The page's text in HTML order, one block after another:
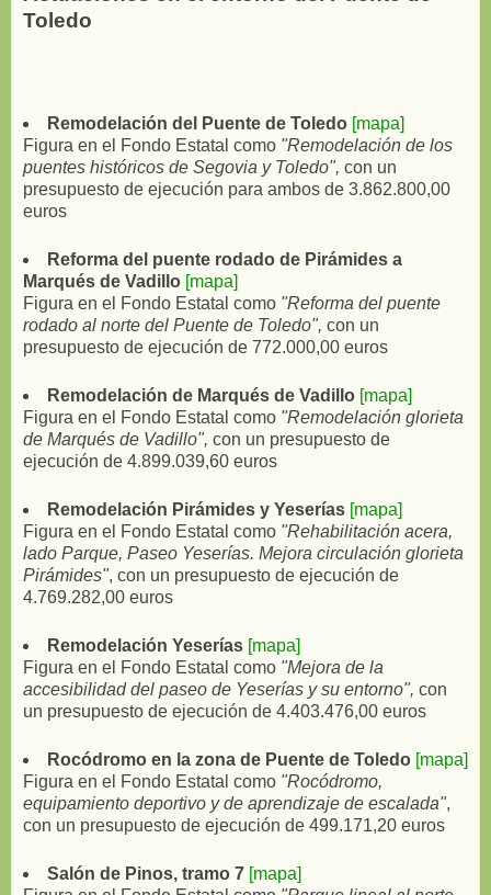
Toledo
Remodelación del Puente de Toledo [mapa]
Figura en el Fondo Estatal como "Remodelación de los
puentes históricos de Segovia y Toledo", con un
presupuesto de ejecución para ambos de 3.862.800,00
euros
Reforma del puente rodado de Pirámides a
Marqués de Vadillo [mapa]
Figura en el Fondo Estatal como "Reforma del puente
rodado al norte del Puente de Toledo", con un
presupuesto de ejecución de 772.000,00 euros
Remodelación de Marqués de Vadillo [mapa]
Figura en el Fondo Estatal como "Remodelación glorieta
de Marqués de Vadillo", con un presupuesto de
ejecución de 4.899.039,60 euros
Remodelación Pirámides y Yeserías [mapa]
Figura en el Fondo Estatal como "Rehabilitación acera,
lado Parque, Paseo Yeserías. Mejora circulación glorieta
Pirámides", con un presupuesto de ejecución de
4.769.282,00 euros
Remodelación Yeserías [mapa]
Figura en el Fondo Estatal como "Mejora de la
accesibilidad del paseo de Yeserías y su entorno", con
un presupuesto de ejecución de 4.403.476,00 euros
Rocódromo en la zona de Puente de Toledo [mapa]
Figura en el Fondo Estatal como "Rocódromo,
equipamiento deportivo y de aprendizaje de escalada",
con un presupuesto de ejecución de 499.171,20 euros
Salón de Pinos, tramo 7 [mapa]